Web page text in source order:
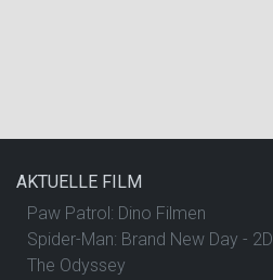
AKTUELLE FILM
Paw Patrol: Dino Filmen
Spider-Man: Brand New Day - 2D
The Odyssey